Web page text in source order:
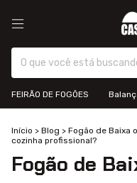
FEIRÃO DE FOGÕES
Início > Blog > Fogão de Baixa
cozinha profissional?
Fogão de